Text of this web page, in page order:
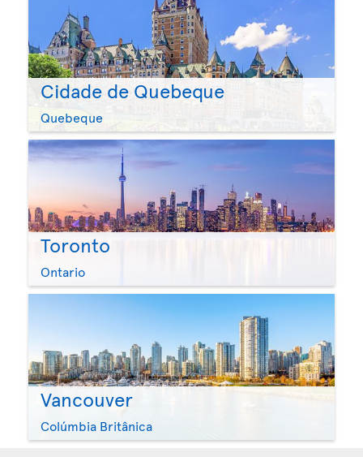
Cidade de Quebeque
Quebeque
Toronto
Ontario
Vancouver
Colúmbia Britânica